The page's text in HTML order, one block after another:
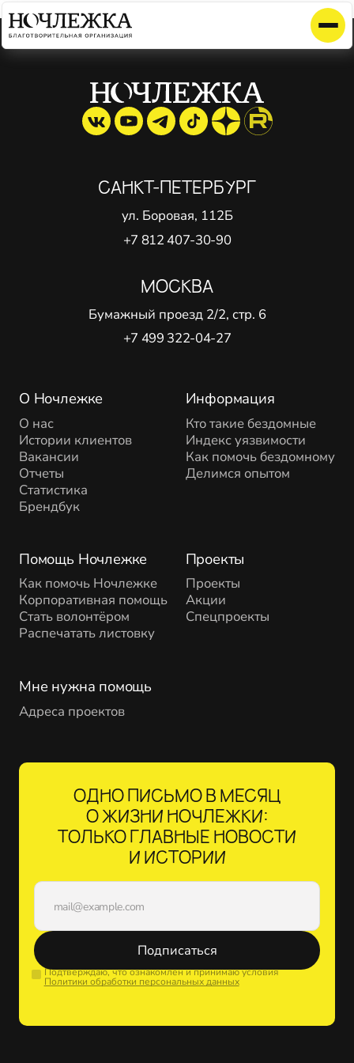
Элемент не найден!
О Ночлежке
О нас
Истории клиентов
Вакансии
Отчеты
Статистика
Брендбук
Помощь Ночлежке
Как помочь Ночлежке
Корпоративная помощь
Стать волонтёром
Распечатать листовку
Проекты
Проекты
Акции
Спецпроекты
Информация
Кто такие бездомные
Индекс уязвимости
Как помочь бездомному
Делимся опытом
Мне нужна помощь
Адреса проектов
САНКТ-ПЕТЕРБУРГ
ул. Боровая, 112Б
+7 812 407-30-90
МОСКВА
Бумажный проезд 2/2, стр. 6
+7 499 322-04-27
ОДНО ПИСЬМО В МЕСЯЦ
О ЖИЗНИ НОЧЛЕЖКИ:
ТОЛЬКО ГЛАВНЫЕ НОВОСТИ
И ИСТОРИИ
Подписаться
Подтверждаю, что ознакомлен и принимаю условия
Политики обработки персональных данных